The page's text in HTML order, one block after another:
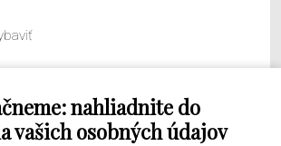
nahliadnite do
vašich osobných údajov